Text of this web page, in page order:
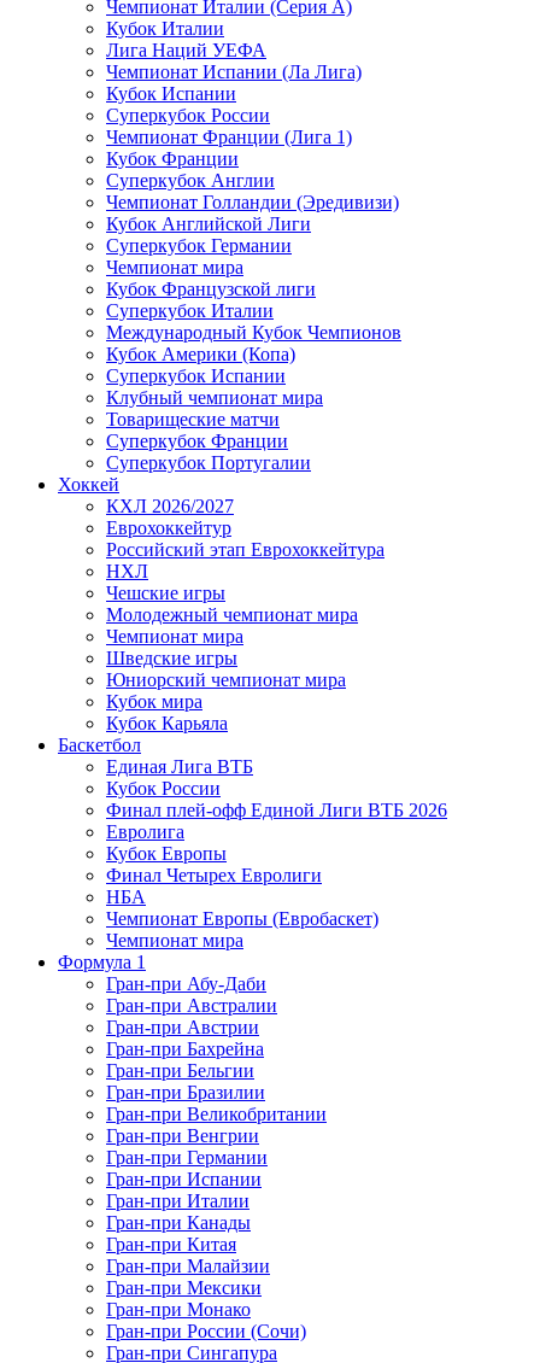
Чемпионат Италии (Серия А)
Кубок Италии
Лига Наций УЕФА
Чемпионат Испании (Ла Лига)
Кубок Испании
Суперкубок России
Чемпионат Франции (Лига 1)
Кубок Франции
Суперкубок Англии
Чемпионат Голландии (Эредивизи)
Кубок Английской Лиги
Суперкубок Германии
Чемпионат мира
Кубок Французской лиги
Суперкубок Италии
Международный Кубок Чемпионов
Кубок Америки (Копа)
Суперкубок Испании
Клубный чемпионат мира
Товарищеские матчи
Суперкубок Франции
Суперкубок Португалии
Хоккей
КХЛ 2026/2027
Еврохоккейтур
Российский этап Еврохоккейтура
НХЛ
Чешские игры
Молодежный чемпионат мира
Чемпионат мира
Шведские игры
Юниорский чемпионат мира
Кубок мира
Кубок Карьяла
Баскетбол
Единая Лига ВТБ
Кубок России
Финал плей-офф Единой Лиги ВТБ 2026
Евролига
Кубок Европы
Финал Четырех Евролиги
НБА
Чемпионат Европы (Евробаскет)
Чемпионат мира
Формула 1
Гран-при Абу-Даби
Гран-при Австралии
Гран-при Австрии
Гран-при Бахрейна
Гран-при Бельгии
Гран-при Бразилии
Гран-при Великобритании
Гран-при Венгрии
Гран-при Германии
Гран-при Испании
Гран-при Италии
Гран-при Канады
Гран-при Китая
Гран-при Малайзии
Гран-при Мексики
Гран-при Монако
Гран-при России (Сочи)
Гран-при Сингапура